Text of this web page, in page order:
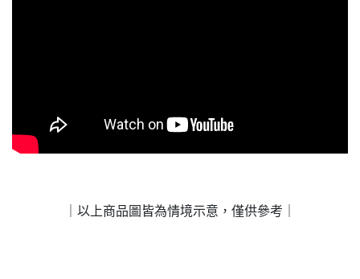
｜以上商品圖皆為情境示意，僅供參考｜